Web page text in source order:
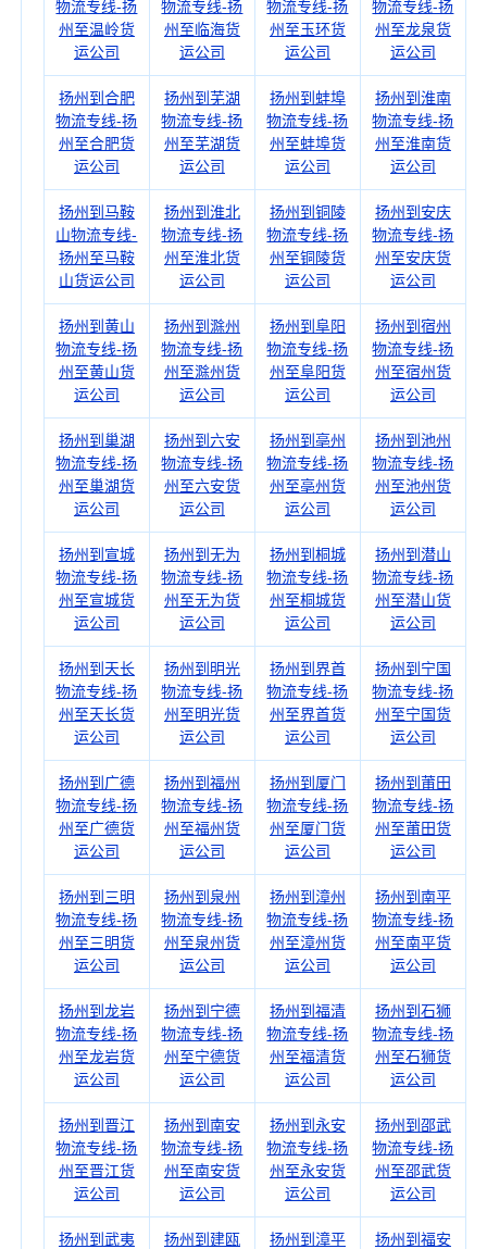
物流专线-扬
州至温岭货
运公司
物流专线-扬
州至临海货
运公司
物流专线-扬
州至玉环货
运公司
物流专线-扬
州至龙泉货
运公司
扬州到合肥
物流专线-扬
州至合肥货
运公司
扬州到芜湖
物流专线-扬
州至芜湖货
运公司
扬州到蚌埠
物流专线-扬
州至蚌埠货
运公司
扬州到淮南
物流专线-扬
州至淮南货
运公司
扬州到马鞍
山物流专线-
扬州至马鞍
山货运公司
扬州到淮北
物流专线-扬
州至淮北货
运公司
扬州到铜陵
物流专线-扬
州至铜陵货
运公司
扬州到安庆
物流专线-扬
州至安庆货
运公司
扬州到黄山
物流专线-扬
州至黄山货
运公司
扬州到滁州
物流专线-扬
州至滁州货
运公司
扬州到阜阳
物流专线-扬
州至阜阳货
运公司
扬州到宿州
物流专线-扬
州至宿州货
运公司
扬州到巢湖
物流专线-扬
州至巢湖货
运公司
扬州到六安
物流专线-扬
州至六安货
运公司
扬州到亳州
物流专线-扬
州至亳州货
运公司
扬州到池州
物流专线-扬
州至池州货
运公司
扬州到宣城
物流专线-扬
州至宣城货
运公司
扬州到无为
物流专线-扬
州至无为货
运公司
扬州到桐城
物流专线-扬
州至桐城货
运公司
扬州到潜山
物流专线-扬
州至潜山货
运公司
扬州到天长
物流专线-扬
州至天长货
运公司
扬州到明光
物流专线-扬
州至明光货
运公司
扬州到界首
物流专线-扬
州至界首货
运公司
扬州到宁国
物流专线-扬
州至宁国货
运公司
扬州到广德
物流专线-扬
州至广德货
运公司
扬州到福州
物流专线-扬
州至福州货
运公司
扬州到厦门
物流专线-扬
州至厦门货
运公司
扬州到莆田
物流专线-扬
州至莆田货
运公司
扬州到三明
物流专线-扬
州至三明货
运公司
扬州到泉州
物流专线-扬
州至泉州货
运公司
扬州到漳州
物流专线-扬
州至漳州货
运公司
扬州到南平
物流专线-扬
州至南平货
运公司
扬州到龙岩
物流专线-扬
州至龙岩货
运公司
扬州到宁德
物流专线-扬
州至宁德货
运公司
扬州到福清
物流专线-扬
州至福清货
运公司
扬州到石狮
物流专线-扬
州至石狮货
运公司
扬州到晋江
物流专线-扬
州至晋江货
运公司
扬州到南安
物流专线-扬
州至南安货
运公司
扬州到永安
物流专线-扬
州至永安货
运公司
扬州到邵武
物流专线-扬
州至邵武货
运公司
扬州到武夷
扬州到建瓯
扬州到漳平
扬州到福安